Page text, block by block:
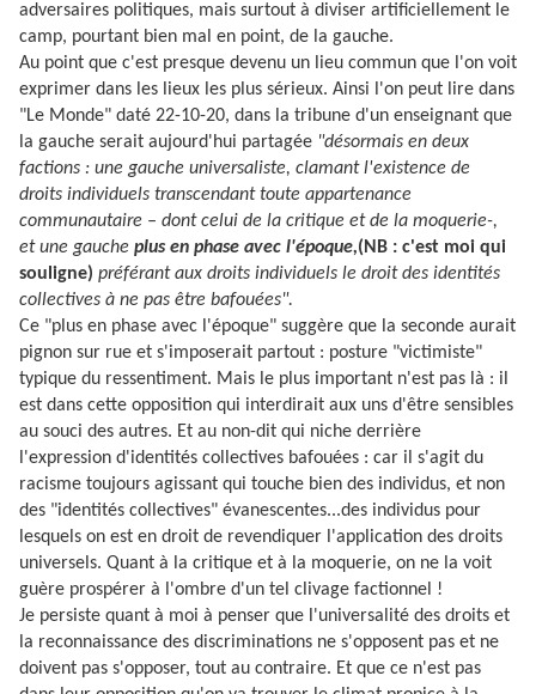
adversaires politiques, mais surtout à diviser artificiellement le
camp, pourtant bien mal en point, de la gauche.
Au point que c'est presque devenu un lieu commun que l'on voit
exprimer dans les lieux les plus sérieux. Ainsi l'on peut lire dans
"Le Monde" daté 22-10-20, dans la tribune d'un enseignant que
la gauche serait aujourd'hui partagée "désormais en deux
factions : une gauche universaliste, clamant l'existence de
droits individuels transcendant toute appartenance
communautaire – dont celui de la critique et de la moquerie-,
et une gauche plus en phase avec l'époque,(NB : c'est moi qui
souligne) préférant aux droits individuels le droit des identités
collectives à ne pas être bafouées".
Ce "plus en phase avec l'époque" suggère que la seconde aurait
pignon sur rue et s'imposerait partout : posture "victimiste"
typique du ressentiment. Mais le plus important n'est pas là : il
est dans cette opposition qui interdirait aux uns d'être sensibles
au souci des autres. Et au non-dit qui niche derrière
l'expression d'identités collectives bafouées : car il s'agit du
racisme toujours agissant qui touche bien des individus, et non
des "identités collectives" évanescentes...des individus pour
lesquels on est en droit de revendiquer l'application des droits
universels. Quant à la critique et à la moquerie, on ne la voit
guère prospérer à l'ombre d'un tel clivage factionnel !
Je persiste quant à moi à penser que l'universalité des droits et
la reconnaissance des discriminations ne s'opposent pas et ne
doivent pas s'opposer, tout au contraire. Et que ce n'est pas